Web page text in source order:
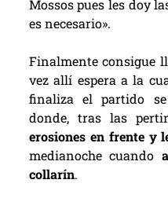
Mossos pues les doy
es necesario».
Finalmente consigue
vez allí espera a la
finaliza el partido
donde, tras las
erosiones en frente y
medianoche cuando
collarín.